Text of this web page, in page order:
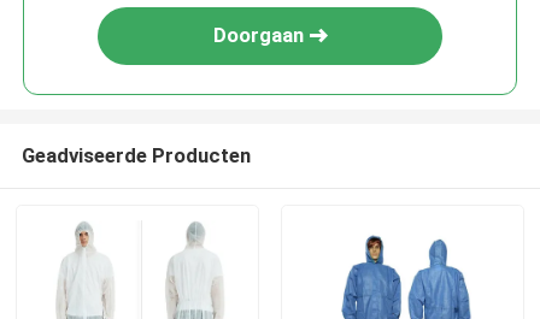
Doorgaan
Geadviseerde Producten